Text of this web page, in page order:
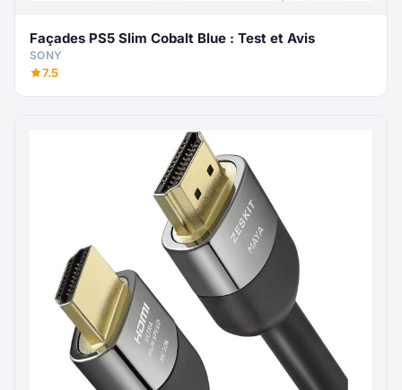
Façades PS5 Slim Cobalt Blue : Test et Avis
SONY
7.5